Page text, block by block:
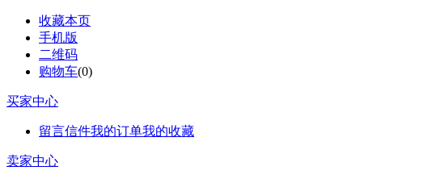
收藏本页
手机版
二维码
购物车(0)
买家中心
留言信件我的订单我的收藏
卖家中心